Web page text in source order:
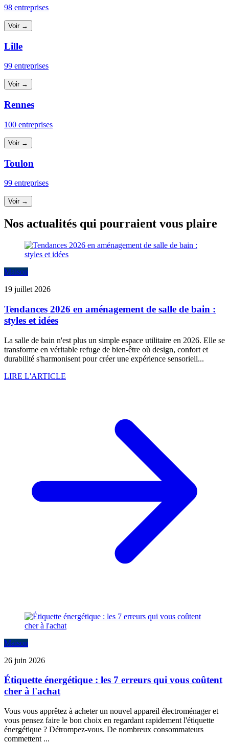
98 entreprises
Voir →
Lille
99 entreprises
Voir →
Rennes
100 entreprises
Voir →
Toulon
99 entreprises
Voir →
Nos actualités qui pourraient vous plaire
Maison
19 juillet 2026
Tendances 2026 en aménagement de salle de bain :
styles et idées
La salle de bain n'est plus un simple espace utilitaire en 2026. Elle se
transforme en véritable refuge de bien-être où design, confort et
durabilité s'harmonisent pour créer une expérience sensoriell...
LIRE L'ARTICLE
Maison
26 juin 2026
Étiquette énergétique : les 7 erreurs qui vous coûtent
cher à l'achat
Vous vous apprêtez à acheter un nouvel appareil électroménager et
vous pensez faire le bon choix en regardant rapidement l'étiquette
énergétique ? Détrompez-vous. De nombreux consommateurs
commettent ...